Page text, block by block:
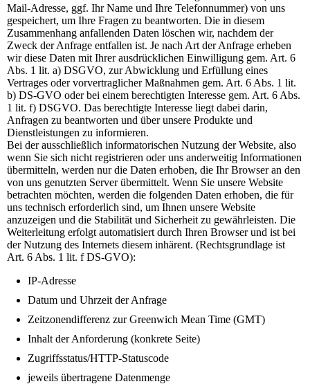
Mail-Adresse, ggf. Ihr Name und Ihre Telefonnummer) von uns
gespeichert, um Ihre Fragen zu beantworten. Die in diesem
Zusammenhang anfallenden Daten löschen wir, nachdem der
Zweck der Anfrage entfallen ist. Je nach Art der Anfrage erheben
wir diese Daten mit Ihrer ausdrücklichen Einwilligung gem. Art. 6
Abs. 1 lit. a) DSGVO, zur Abwicklung und Erfüllung eines
Vertrages oder vorvertraglicher Maßnahmen gem. Art. 6 Abs. 1 lit.
b) DS-GVO oder bei einem berechtigten Interesse gem. Art. 6 Abs.
1 lit. f) DSGVO. Das berechtigte Interesse liegt dabei darin,
Anfragen zu beantworten und über unsere Produkte und
Dienstleistungen zu informieren.
Bei der ausschließlich informatorischen Nutzung der Website, also
wenn Sie sich nicht registrieren oder uns anderweitig Informationen
übermitteln, werden nur die Daten erhoben, die Ihr Browser an den
von uns genutzten Server übermittelt. Wenn Sie unsere Website
betrachten möchten, werden die folgenden Daten erhoben, die für
uns technisch erforderlich sind, um Ihnen unsere Website
anzuzeigen und die Stabilität und Sicherheit zu gewährleisten. Die
Weiterleitung erfolgt automatisiert durch Ihren Browser und ist bei
der Nutzung des Internets diesem inhärent. (Rechtsgrundlage ist
Art. 6 Abs. 1 lit. f DS-GVO):
IP-Adresse
Datum und Uhrzeit der Anfrage
Zeitzonendifferenz zur Greenwich Mean Time (GMT)
Inhalt der Anforderung (konkrete Seite)
Zugriffsstatus/HTTP-Statuscode
jeweils übertragene Datenmenge